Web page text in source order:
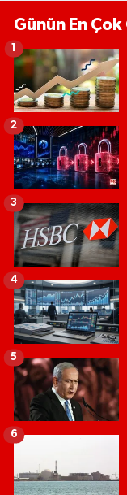
Günün En
2
3
4
5
6